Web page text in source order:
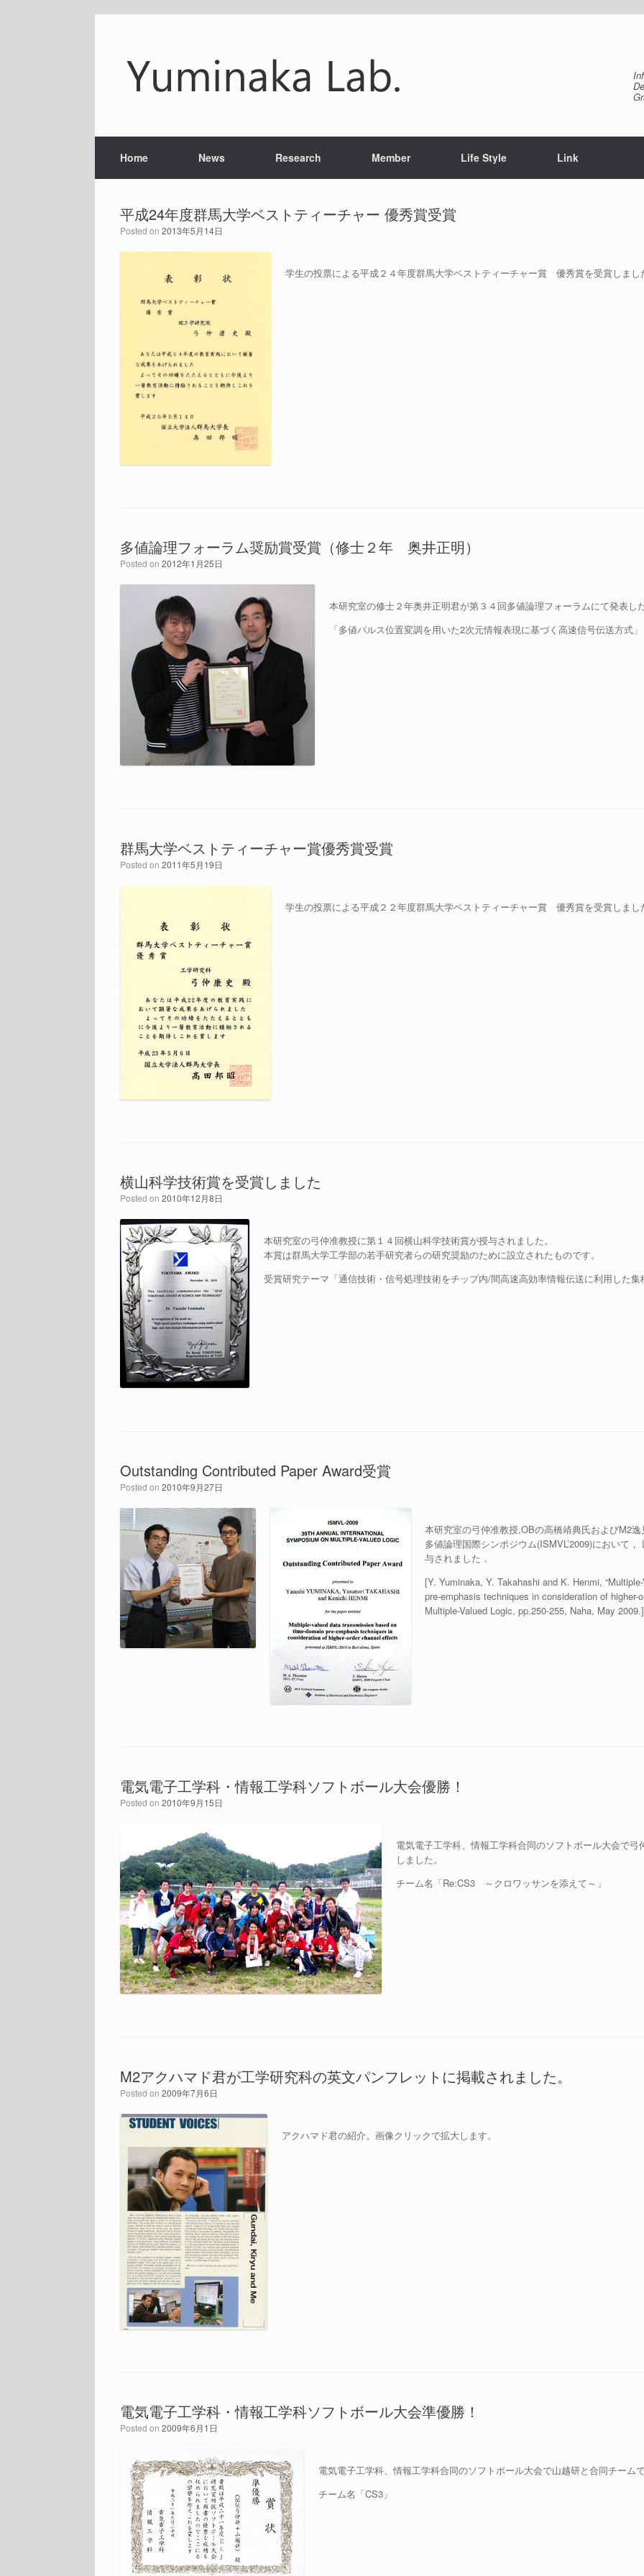
Home News Research Member Life Style Link
平成24年度群馬大学ベストティーチャー 優秀賞受賞
Posted on 2013年5月14日
学生の投票による平成２４年度群馬大学ベストティーチャー賞 優秀賞を受賞しまし
多値論理フォーラム奨励賞受賞（修士２年 奥井正明）
Posted on 2012年1月25日
本研究室の修士２年奥井正明君が第３４回多値論理フォーラムにて発表
「多値パルス位置変調を用いた2次元情報表現に基づく高速信号伝送方式
群馬大学ベストティーチャー賞優秀賞受賞
Posted on 2011年5月19日
学生の投票による平成２２年度群馬大学ベストティーチャー賞 優秀賞を受賞しまし
横山科学技術賞を受賞しました
Posted on 2010年12月8日
本研究室の弓仲准教授に第１４回横山科学技術賞が授与されました。
本賞は群馬大学工学部の若手研究者らの研究奨励のために設立されたものです。
受賞研究テーマ「通信技術・信号処理技術をチップ内/間高速高効率情報伝送に利用した
Outstanding Contributed Paper Award受賞
Posted on 2010年9月27日
本研究室の弓仲准教授,OBの高橋靖典氏およびM2
多値論理国際シンポジウム(ISMVL’2009)において
与されました．
[Y. Yuminaka, Y. Takahashi and K. Henmi,
pre-emphasis techniques in consideration of
Multiple-Valued Logic, pp.250-255, Naha, May 2009.]
電気電子工学科・情報工学科ソフトボール大会優勝！
Posted on 2010年9月15日
電気電子工学科、情報工学科合同のソフトボール大会で
しました。
チーム名「Re:CS3 ～クロワッサンを添えて～」
M2アクハマド君が工学研究科の英文パンフレットに掲載されました。
Posted on 2009年7月6日
アクハマド君の紹介。画像クリックで拡大します。
電気電子工学科・情報工学科ソフトボール大会準優勝！
Posted on 2009年6月1日
電気電子工学科、情報工学科合同のソフトボール大会で山越研と合同チーム
チーム名「CS3」